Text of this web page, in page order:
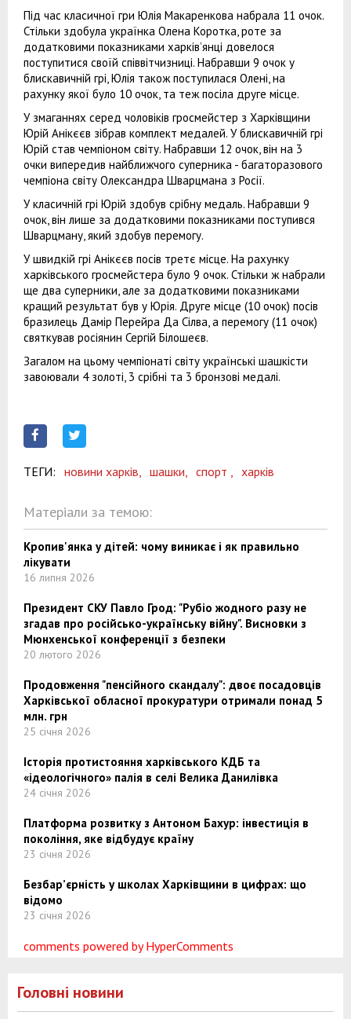
Під час класичної гри Юлія Макаренкова набрала 11 очок.
Стільки здобула українка Олена Коротка, роте за
додатковими показниками харків’янці довелося
поступитися своїй співвітчизниці. Набравши 9 очок у
блискавичній грі, Юлія також поступилася Олені, на
рахунку якої було 10 очок, та теж посіла друге місце.
У змаганнях серед чоловіків гросмейстер з Харківщини
Юрій Анікєєв зібрав комплект медалей. У блискавичній грі
Юрій став чемпіоном світу. Набравши 12 очок, він на 3
очки випередив найближчого суперника - багаторазового
чемпіона світу Олександра Шварцмана з Росії.
У класичній грі Юрій здобув срібну медаль. Набравши 9
очок, він лише за додатковими показниками поступився
Шварцману, який здобув перемогу.
У швидкій грі Анікєєв посів третє місце. На рахунку
харківського гросмейстера було 9 очок. Стільки ж набрали
ще два суперники, але за додатковими показниками
кращий результат був у Юрія. Друге місце (10 очок) посів
бразилець Дамір Перейра Да Сілва, а перемогу (11 очок)
святкував росіянин Сергій Білошеєв.
Загалом на цьому чемпіонаті світу українські шашкісти
завоювали 4 золоті, 3 срібні та 3 бронзові медалі.
ТЕГИ: новини харків, шашки, спорт , харків
Матеріали за темою:
Кропив'янка у дітей: чому виникає і як правильно
лікувати
16 липня 2026
Президент СКУ Павло Грод: "Рубіо жодного разу не
згадав про російсько-українську війну". Висновки з
Мюнхенської конференції з безпеки
20 лютого 2026
Продовження "пенсійного скандалу": двоє посадовців
Харківської обласної прокуратури отримали понад 5
млн. грн
25 січня 2026
Історія протистояння харківського КДБ та
«ідеологічного» палія в селі Велика Данилівка
24 січня 2026
Платформа розвитку з Антоном Бахур: інвестиція в
покоління, яке відбудує країну
23 січня 2026
Безбар’єрність у школах Харківщини в цифрах: що
відомо
23 січня 2026
comments powered by HyperComments
Головні новини